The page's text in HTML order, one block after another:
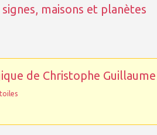
maisons et planètes
de Christophe Guillaume